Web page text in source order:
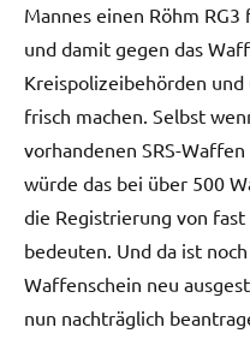
Mannes einen Röhm
und damit gegen das
Kreispolizeibehörden
frisch machen. Selbst
vorhandenen SRS-
würde das bei über 500
die Registrierung von
bedeuten. Und da ist
Waffenschein neu
nun nachträglich